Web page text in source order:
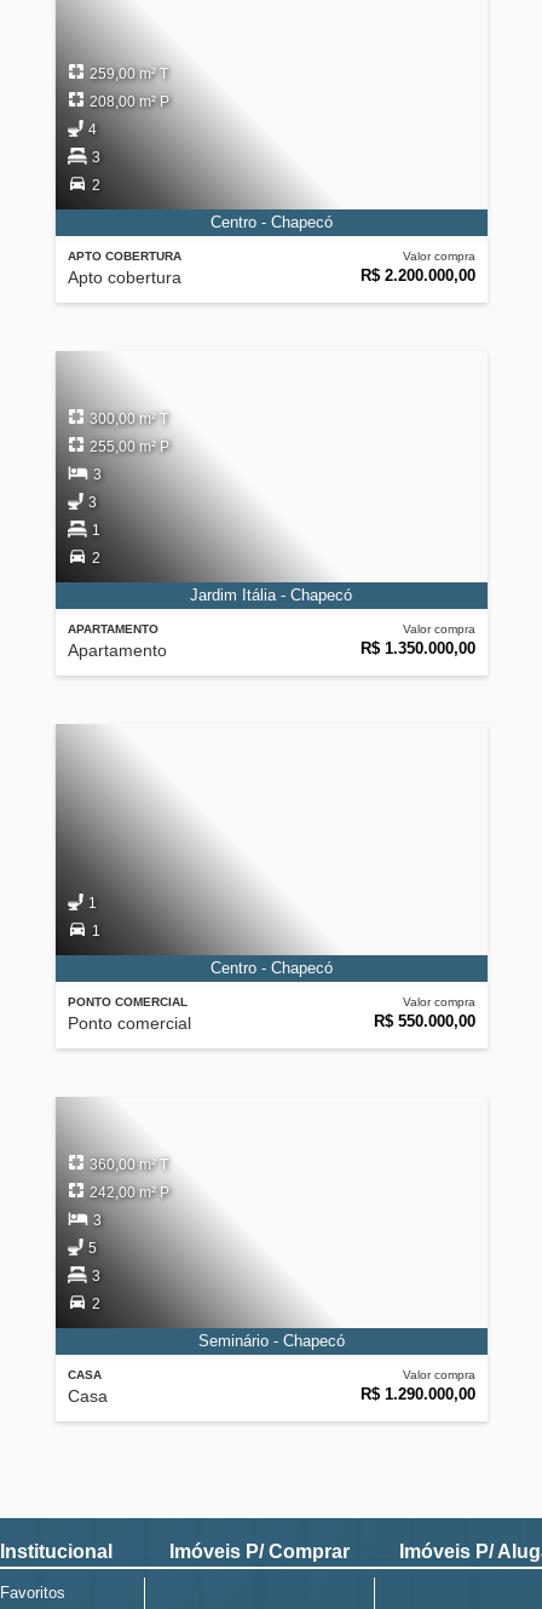
APTO COBERTURA
Apto cobertura
Valor compra
R$ 2.200.000,00
259,00 m² T
208,00 m² P
4
3
2
Centro - Chapecó
APARTAMENTO
Apartamento
Valor compra
R$ 1.350.000,00
300,00 m² T
255,00 m² P
3
3
1
2
Jardim Itália - Chapecó
PONTO COMERCIAL
Ponto comercial
Valor compra
R$ 550.000,00
1
1
Centro - Chapecó
CASA
Casa
Valor compra
R$ 1.290.000,00
360,00 m² T
242,00 m² P
3
5
3
2
Seminário - Chapecó
Institucional
Favoritos
Imóveis P/ Comprar Imóveis P/